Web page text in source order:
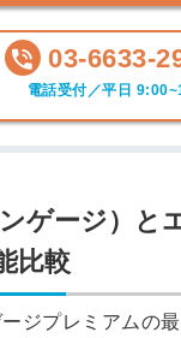
03-6633-
電話受付／平日
ゲージ）と
比較
ジプレミアムの